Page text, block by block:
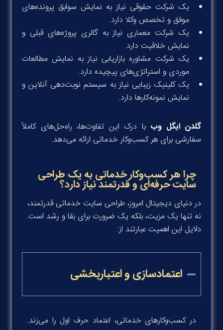
یک شرکت حقوقی نیاز به نمایش سوابق پرونده‌های
موفق و تخصص وکلا دارد.
یک شرکت معماری نیاز به گالری پروژه‌های قبلی و
نمایش خلاقیت دارد.
یک شرکت مشاوره بازاریابی نیاز به نمایش مطالعات
موردی و استراتژی‌های پیچیده دارد.
یک کلینیک زیبایی نیاز به سیستم نوبت‌دهی آنلاین و
نمایش نمونه‌کارها دارد.
گلدن ایگل وب با درک این تفاوت‌ها، راه‌حل‌های کاملاً
سفارشی برای هر کسب‌وکار خدماتی ارائه می‌دهد.
چرا هر کسب‌وکار خدماتی به یک طراحی
سایت حرفه‌ای و قدرتمند نیاز دارد؟
در دنیای دیجیتال امروز، طراحی سایت خدماتی قدرتمند،
نه تنها یک مزیت، بلکه یک ضرورت برای بقا و رشد است.
دلایل این اهمیت عبارتند از:
اعتمادسازی و اعتباربخشی
در کسب‌وکارهای خدماتی، اعتماد حرف اول را می‌زند.